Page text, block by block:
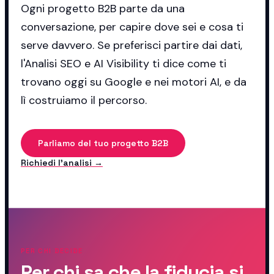
Ogni progetto B2B parte da una
conversazione, per capire dove sei e cosa ti
serve davvero. Se preferisci partire dai dati,
l'Analisi SEO e AI Visibility ti dice come ti
trovano oggi su Google e nei motori AI, e da
lì costruiamo il percorso.
Parliamo del tuo progetto B2B
Richiedi l'analisi →
PER CHI DECIDE